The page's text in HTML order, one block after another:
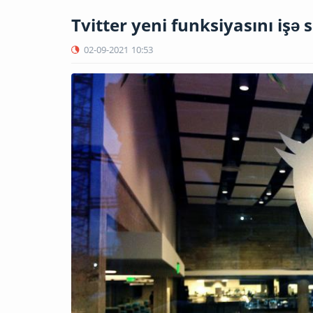
Tvitter yeni funksiyasını işə
02-09-2021 10:53